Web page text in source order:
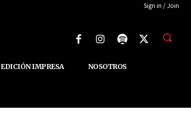
Sign in / Join
EDICIÓN IMPRESA NOSOTROS